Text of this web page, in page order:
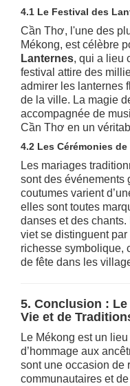
4.1 Le Festival des
Cần Thơ, l'une des
Mékong, est célèbre
Lanternes, qui a lieu
festival attire des
admirer les lanternes
de la ville. La magie
accompagnée de
Cần Thơ en un
4.2 Les Cérémonies
Les mariages
sont des événements
coutumes varient
elles sont toutes
danses et des
viet se distinguent
richesse symbolique,
de fête dans les
5. Conclusion :
Vie et de
Le Mékong est un
d’hommage aux
sont une occasion de
communautaires et